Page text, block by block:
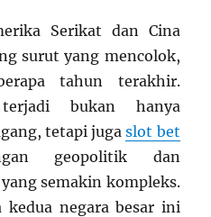
Serikat dan Cina
surut yang mencolok,
tahun terakhir.
bukan hanya
tetapi jugaslot bet
geopolitik dan
semakin kompleks.
kedua negara besar ini